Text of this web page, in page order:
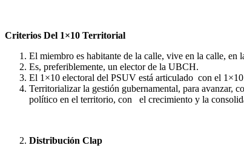
Criterios Del 1×10 Territorial
El miembro es habitante de la calle, vive en la calle, en
Es, preferiblemente, un elector de la UBCH.
El 1×10 electoral del PSUV está articulado con el
Territorializar la gestión gubernamental, para avanzar,
político en el territorio, con el crecimiento y la
Distribución Clap